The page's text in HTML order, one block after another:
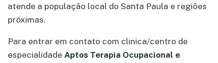
atende a população local do Santa Paula e regiões
próximas.
Para entrar em contato com clinica/centro de
especialidade Aptos Terapia Ocupacional e